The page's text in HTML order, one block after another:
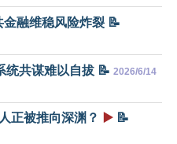
融维稳风险炸裂 📝
统共谋难以自拔 📝 2026/6/14
正被推向深渊？ ▶️ 📝